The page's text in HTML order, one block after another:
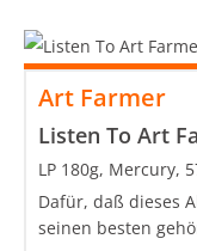
Art Farmer
Listen To Art
LP 180g, Mercury,
Dafür, daß dieses
seinen besten